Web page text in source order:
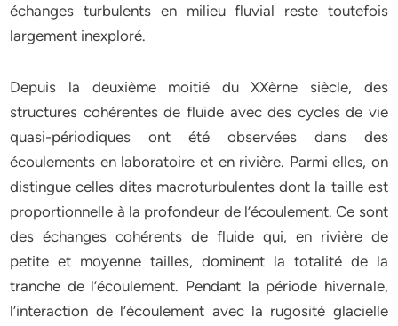
échanges turbulents en milieu fluvial reste toutefois
largement inexploré.
Depuis la deuxième moitié du XXèrne siècle, des
structures cohérentes de fluide avec des cycles de vie
quasi-périodiques ont été observées dans des
écoulements en laboratoire et en rivière. Parmi elles, on
distingue celles dites macroturbulentes dont la taille est
proportionnelle à la profondeur de l’écoulement. Ce sont
des échanges cohérents de fluide qui, en rivière de
petite et moyenne tailles, dominent la totalité de la
tranche de l’écoulement. Pendant la période hivernale,
l’interaction de l’écoulement avec la rugosité glacielle